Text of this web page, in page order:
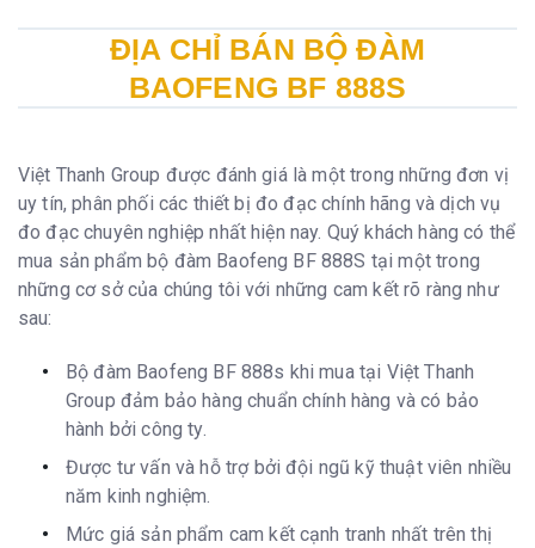
ĐỊA CHỈ BÁN BỘ ĐÀM
BAOFENG BF 888S
Việt Thanh Group được đánh giá là một trong những đơn vị
uy tín, phân phối các thiết bị đo đạc chính hãng và dịch vụ
đo đạc chuyên nghiệp nhất hiện nay. Quý khách hàng có thể
mua sản phẩm bộ đàm Baofeng BF 888S tại một trong
những cơ sở của chúng tôi với những cam kết rõ ràng như
sau:
Bộ đàm Baofeng BF 888s khi mua tại Việt Thanh
Group đảm bảo hàng chuẩn chính hàng và có bảo
hành bởi công ty.
Được tư vấn và hỗ trợ bởi đội ngũ kỹ thuật viên nhiều
năm kinh nghiệm.
Mức giá sản phẩm cam kết cạnh tranh nhất trên thị